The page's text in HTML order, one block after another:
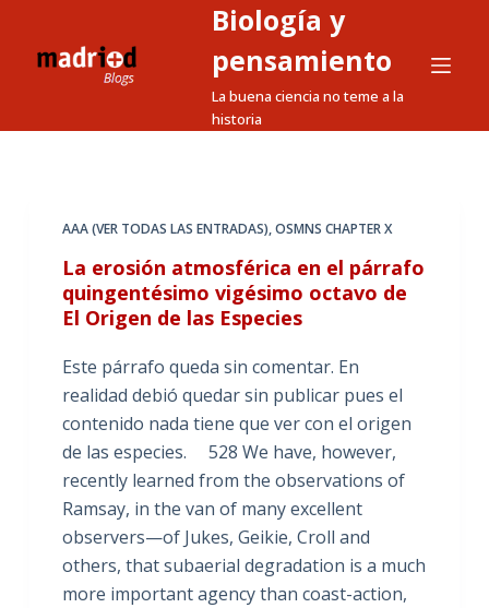
a
Biología y
pensamiento
La buena ciencia no teme a la
historia
AAA (VER TODAS LAS ENTRADAS),OSMNS CHAPTER X
La erosión atmosférica en el párrafo
quingentésimo vigésimo octavo de
El Origen de las Especies
Este párrafo queda sin comentar. En
realidad debió quedar sin publicar pues el
contenido nada tiene que ver con el origen
de las especies. 528 We have, however,
recently learned from the observations of
Ramsay, in the van of many excellent
observers—of Jukes, Geikie, Croll and
others, that subaerial degradation is a much
more important agency than coast-action,